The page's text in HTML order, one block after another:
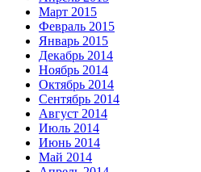
Март 2015
Февраль 2015
Январь 2015
Декабрь 2014
Ноябрь 2014
Октябрь 2014
Сентябрь 2014
Август 2014
Июль 2014
Июнь 2014
Май 2014